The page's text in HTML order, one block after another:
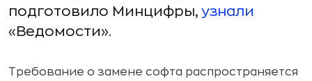
подготовило Минцифры,узнали
«Ведомости».
Требование о замене софта распространяется